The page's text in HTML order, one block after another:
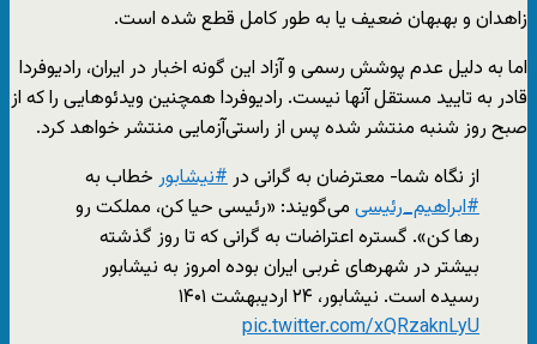
زاهدان و بهبهان ضعیف یا به طور کامل قطع شده است.
اما به دلیل عدم پوشش رسمی و آزاد این گونه اخبار در ایران، رادیوفردا
قادر به تایید مستقل آنها نیست. رادیوفردا همچنین ویدئوهایی را که از
صبح روز شنبه منتشر شده پس از راستی‌آزمایی منتشر خواهد کرد.
از نگاه شما- معترضان به گرانی در#نیشابور خطاب به
#ابراهیم_رئیسی می‌گویند: «رئیسی حیا کن، مملکت رو
رها کن». گستره اعتراضات به گرانی که تا روز گذشته
بیشتر در شهرهای غربی ایران بوده امروز به نیشابور
رسیده است. نیشابور، ۲۴ اردیبهشت ۱۴۰۱
pic.twitter.com/xQRzaknLyU